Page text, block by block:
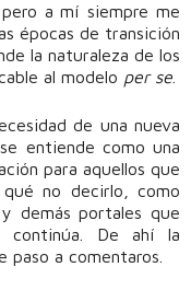
a mí siempre me
épocas de transición
la naturaleza de los
al modelo per se
de una nueva
entiende como una
para aquellos que
no decirlo, como
demás portales que
continúa. De ahí la
paso a comentaros.